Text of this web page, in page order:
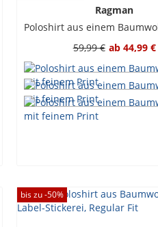
Ragman
59,99 € ab 44,99 €
bis zu -50%